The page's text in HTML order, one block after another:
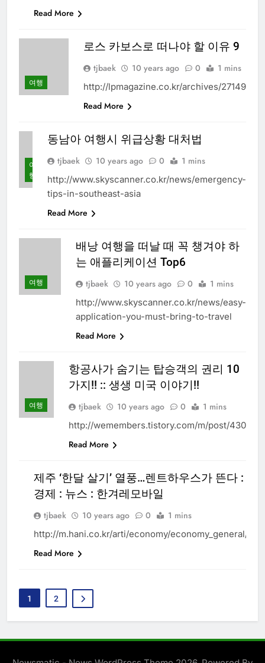
Read More
여행
로스 카보스로 떠나야 할 이유 9
tjbaek 10 years ago 0 1 mins
http://lpmagazine.co.kr/archives/27149
Read More
여
행
동남아 여행시 위급상황 대처법
tjbaek 10 years ago 0 1 mins
http://www.skyscanner.co.kr/news/emergency-
tips-in-southeast-asia
Read More
여행
배낭 여행을 떠날 때 꼭 챙겨야 하
는 애플리케이션 Top6
tjbaek 10 years ago 0 1 mins
http://www.skyscanner.co.kr/news/easy-
application-you-must-bring-to-travel
Read More
여행
항공사가 숨기는 탑승객의 권리 10
가지!! :: 생생 미국 이야기!!
tjbaek 10 years ago 0 1 mins
http://wemembers.tistory.com/m/post/430
Read More
행
제주 ‘한달 살기’ 열풍…렌트하우스가 뜬다 : 경
경제 : 뉴스 : 한겨레모바일
tjbaek 10 years ago 0 1 mins
http://m.hani.co.kr/arti/economy/economy_general/
Read More
1 2